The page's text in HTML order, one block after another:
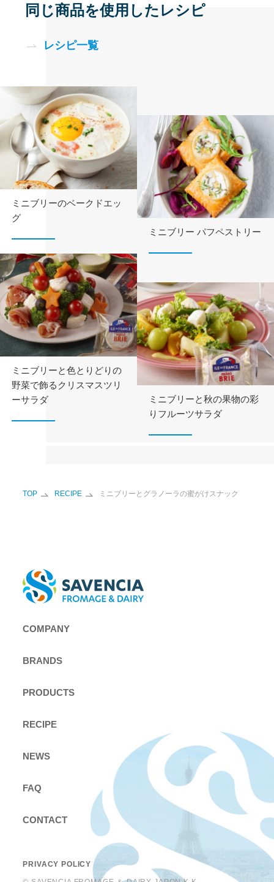
同じ商品を使用したレシピ
レシピ一覧
ミニブリーのベークドエッ
グ
ミニブリー パフペストリー
ミニブリーと色とりどりの
野菜で飾るクリスマスツリ
ーサラダ
ミニブリーと秋の果物の彩
りフルーツサラダ
TOP RECIPE ミニブリーとグラノーラの蜜がけスナック
COMPANY
BRANDS
PRODUCTS
RECIPE
NEWS
FAQ
CONTACT
PRIVACY POLICY